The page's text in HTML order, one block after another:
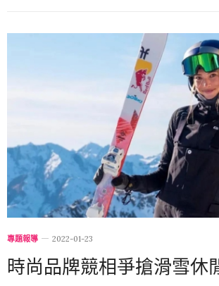
專題報導 2022-01-23
時尚品牌競相爭搶滑雪休